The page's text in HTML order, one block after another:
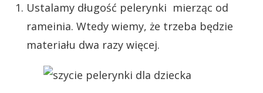
Ustalamy długość pelerynki mierząc od
rameinia. Wtedy wiemy, że trzeba będzie
materiału dwa razy więcej.